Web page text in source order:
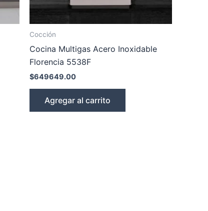
Cocción
Cocina Multigas Acero Inoxidable
Florencia 5538F
$649649.00
Agregar al carrito